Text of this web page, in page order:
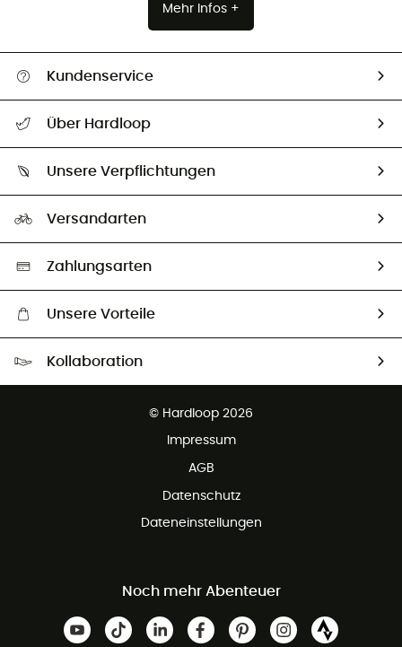
Mehr Infos +
Kundenservice
Größentabelle
Über Hardloop
Unsere Botschafter
Unsere Verpflichtungen
Auswahl an nachhaltigen Produkten
Versandarten
Zahlungsarten
Unsere Vorteile
Kollaboration
© Hardloop 2026
Impressum
AGB
Datenschutz
Dateneinstellungen
Noch mehr Abenteuer